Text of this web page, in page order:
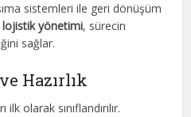
sistemleri ile geri dönüşüm
lojistik yönetimi, sürecin
sağlar.
Hazırlık
olarak sınıflandırılır.